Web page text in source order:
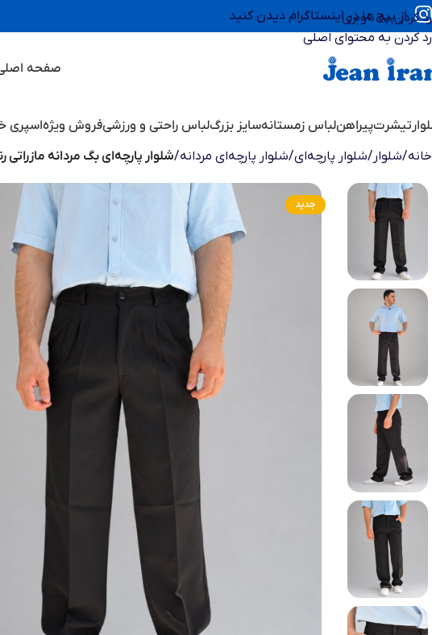
رد کردن به ناوبری
رد کردن به محتوای اصلی
از پیج ما در اینستاگرام دیدن کنید
صفحه
تیشرتپیراهنلباس زمستانهسایز بزرگلباس راحتی و ورزشیفروش ویژهاسپری
خانه/شلوار /شلوار پارچه‌ای/شلوار پارچه‌ای مردانه/شلوار پارچه‌ای بگ مردانه
جدید